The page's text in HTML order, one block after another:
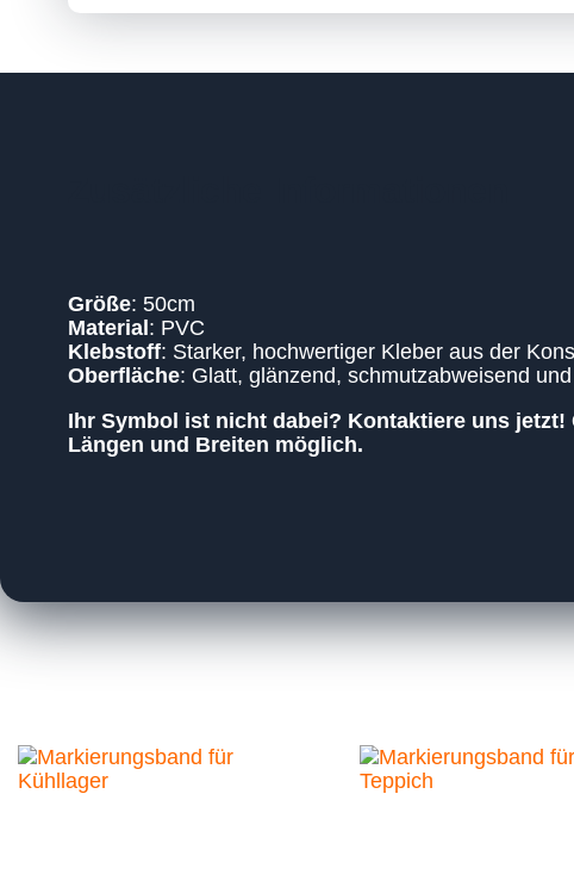
Größe: 50cm
Material: PVC
Klebstoff: Starker, hochwertiger Kleber aus der
Oberfläche: Glatt, glänzend, schmutzabweisend
Ihr Symbol ist nicht dabei? Kontaktiere uns
Längen und Breiten möglich.